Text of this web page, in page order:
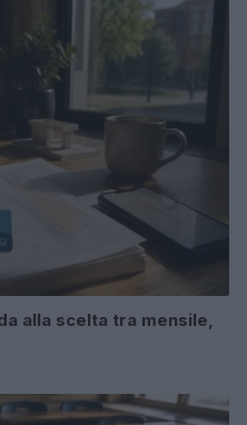
alla scelta tra mensile,